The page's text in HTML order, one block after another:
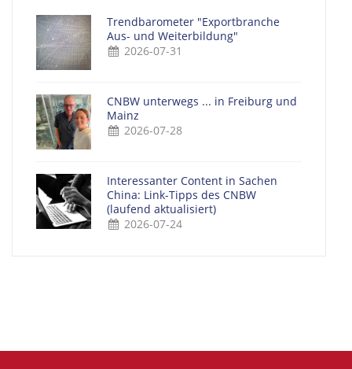
Trendbarometer "Exportbranche
Aus- und Weiterbildung"
2026-07-31
CNBW unterwegs ... in Freiburg und
Mainz
2026-07-28
Interessanter Content in Sachen
China: Link-Tipps des CNBW
(laufend aktualisiert)
2026-07-24